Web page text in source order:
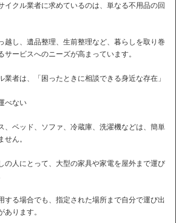
イクル業者に求めているのは、単なる不用品の回
越し、遺品整理、生前整理など、暮らしを取り巻
サービスへのニーズが高まっています。
者は、「困ったときに相談できる身近な存在」
べない
、ベッド、ソファ、冷蔵庫、洗濯機などは、簡単
ん。
の人にとって、大型の家具や家電を屋外まで運び
する場合でも、指定された場所まで自分で運び出
ります。